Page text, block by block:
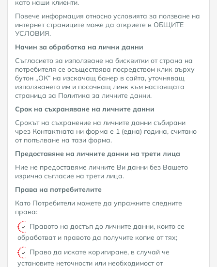
като наши клиенти.
Повече информация относно условията за ползване на
интернет страниците може да откриете в ОБЩИТЕ
УСЛОВИЯ.
Начин за обработка на лични данни
Съгласието за използване на бисквитки от страна на
потребителя се осъществява посредством клик върху
бутон „ОК“ на изскачащ банер в сайта, уточняващ
използването им и посочващ линк към настоящата
страница за Политика за личните данни.
Срок на съхраняване на личните данни
Срокът на съхранение на личните данни събирани
чрез Контактната ни форма е 1 (една) година, считано
от попълване на тази форма.
Предоставяне на личните данни на трети лица
Ние не предоставяме личните Ви данни без Вашето
изрично съгласие на трети лица.
Права на потребителите
Като Потребители можете да упражните следните
права:
Правото на достъп до личните данни, които се
обработват и правото да получите копие от тях;
Право да искате коригиране, в случай че
установите неточности или необходимост от